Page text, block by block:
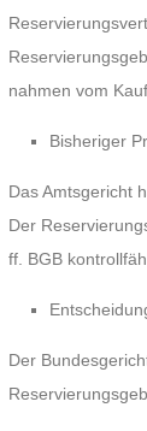
nahmen vom
Bisheriger
Das Amtsgericht
Der
ff. BGB
Der